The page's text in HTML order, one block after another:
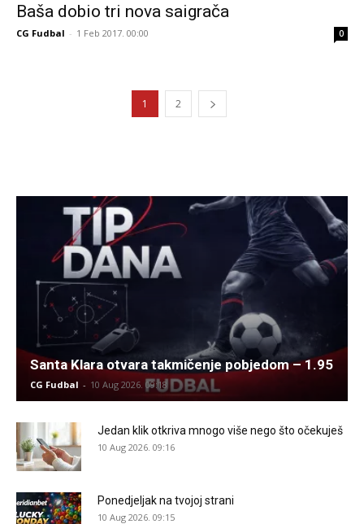
Baša dobio tri nova saigrača
CG Fudbal - 1 Feb 2017. 00:00 0
1 2
Santa Klara otvara takmičenje pobjedom – 1.95
CG Fudbal - 10 Aug 2026. 09:18
Jedan klik otkriva mnogo više nego što očekuješ
10 Aug 2026. 09:16
Ponedjeljak na tvojoj strani
10 Aug 2026. 09:15